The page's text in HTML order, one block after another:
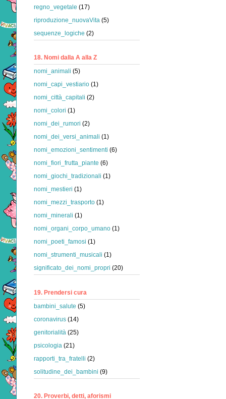
regno_vegetale (17)
riproduzione_nuovaVita (5)
sequenze_logiche (2)
18. Nomi dalla A alla Z
nomi_animali (5)
nomi_capi_vestiario (1)
nomi_città_capitali (2)
nomi_colori (1)
nomi_dei_rumori (2)
nomi_dei_versi_animali (1)
nomi_emozioni_sentimenti (6)
nomi_fiori_frutta_piante (6)
nomi_giochi_tradizionali (1)
nomi_mestieri (1)
nomi_mezzi_trasporto (1)
nomi_minerali (1)
nomi_organi_corpo_umano (1)
nomi_poeti_famosi (1)
nomi_strumenti_musicali (1)
significato_dei_nomi_propri (20)
19. Prendersi cura
bambini_salute (5)
coronavirus (14)
genitorialità (25)
psicologia (21)
rapporti_tra_fratelli (2)
solitudine_dei_bambini (9)
20. Proverbi, detti, aforismi